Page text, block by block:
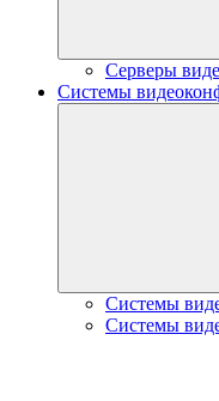
Серверы
Системы
Системы
Системы